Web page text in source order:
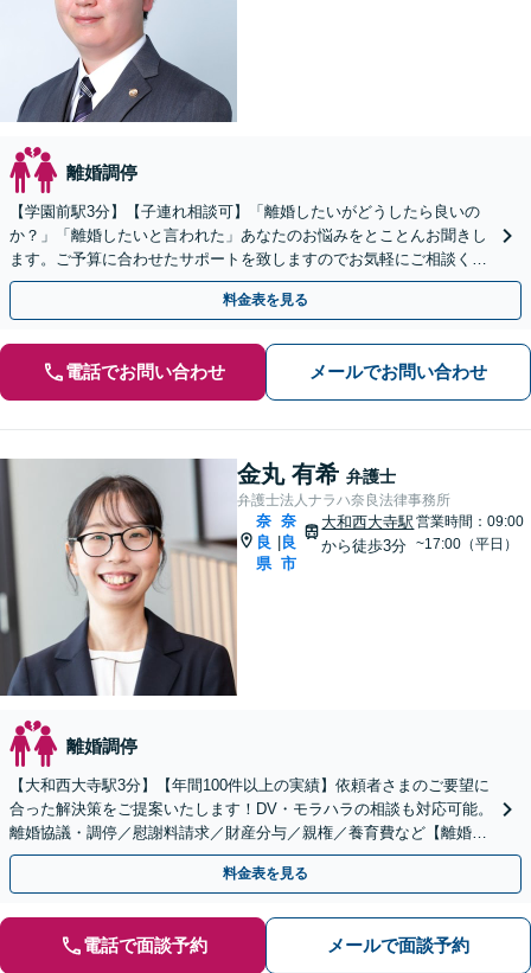
離婚調停
【学園前駅3分】【子連れ相談可】「離婚したいがどうしたら良いの
か？」「離婚したいと言われた」あなたのお悩みをとことんお聞きし
ます。ご予算に合わせたサポートを致しますのでお気軽にご相談くだ
さい。【完全個室】【法テラス利用可】【初回面談無料】
料金表を見る
電話でお問い合わせ メールでお問い合わせ
金丸 有希 弁護士
弁護士法人ナラハ奈良法律事務所
奈
良
県
奈
良
市
大和西大寺駅
から徒歩3分
営業時間：09:00
~17:00（平日）
離婚調停
【大和西大寺駅3分】【年間100件以上の実績】依頼者さまのご要望に
合った解決策をご提案いたします！DV・モラハラの相談も対応可能。
離婚協議・調停／慰謝料請求／財産分与／親権／養育費など【離婚の
初回60分相談無料】【お子さま連れOK】
料金表を見る
電話で面談予約 メールで面談予約